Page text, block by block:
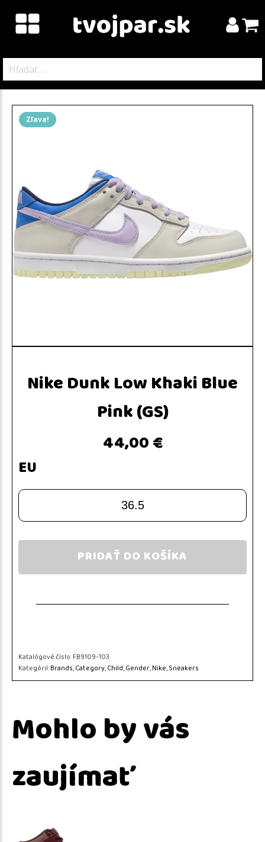
Zľava!
Nike Dunk Low Khaki Blue
Pink (GS)
44,00 €
EU
36.5
PRIDAŤ DO KOŠÍKA
Katalógové číslo:FB9109-103
Kategórií:Brands,Category,Child,Gender,Nike,Sneakers
Mohlo by vás
zaujímať